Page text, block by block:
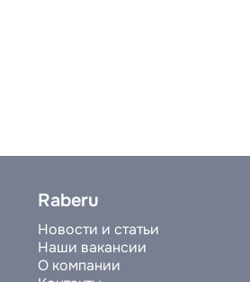
Raberu
Новости и статьи
Наши вакансии
О компании